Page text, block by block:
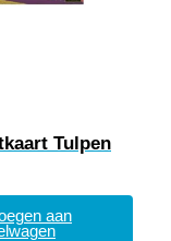
Tulpen
aan